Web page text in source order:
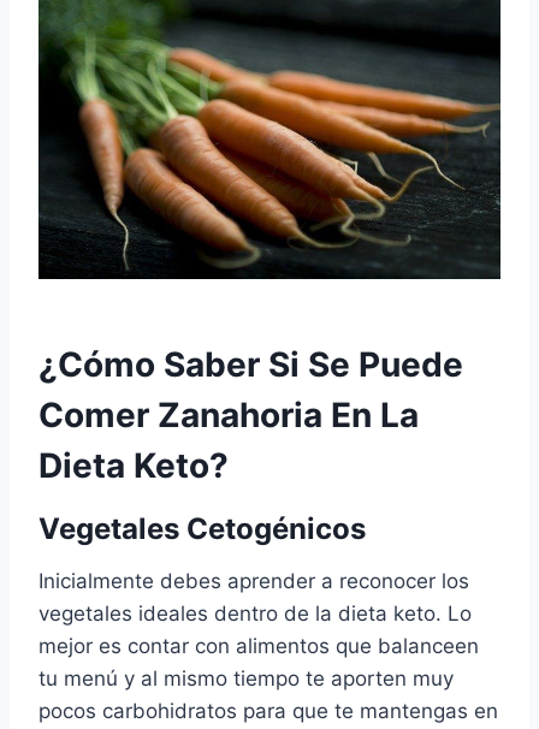
¿Cómo Saber Si Se Puede
Comer Zanahoria En La
Dieta Keto?
Vegetales Cetogénicos
Inicialmente debes aprender a reconocer los
vegetales ideales dentro de la dieta keto. Lo
mejor es contar con alimentos que balanceen
tu menú y al mismo tiempo te aporten muy
pocos carbohidratos para que te mantengas en